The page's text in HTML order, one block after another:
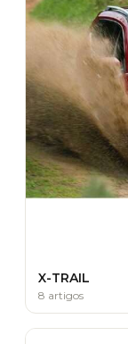
X-TRAIL
8 artigos